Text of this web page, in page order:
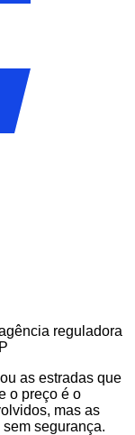
reguladora
as estradas que
o preço é o
mas as
segurança.